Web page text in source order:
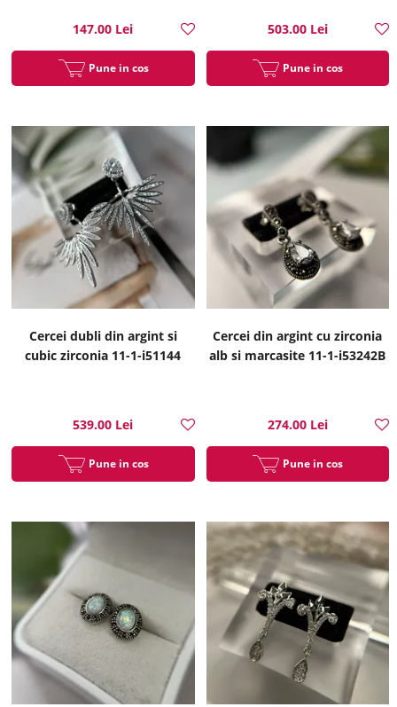
147.00 Lei
Pune in cos
503.00 Lei
Pune in cos
Cercei dubli din argint si
cubic zirconia 11-1-i51144
539.00 Lei
Pune in cos
Cercei din argint cu zirconia
alb si marcasite 11-1-i53242B
274.00 Lei
Pune in cos